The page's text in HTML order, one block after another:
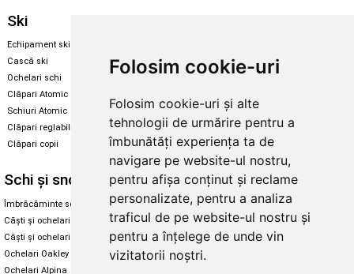
Folosim cookie-uri
Folosim cookie-uri și alte
tehnologii de urmărire pentru a
îmbunătăți experiența ta de
navigare pe website-ul nostru,
pentru afișa conținut și reclame
personalizate, pentru a analiza
traficul de pe website-ul nostru și
pentru a înțelege de unde vin
vizitatorii noștri.
Ski
Echipament ski
Cască ski
Ochelari schi
Clăpari Atomic
Schiuri Atomic
Clăpari reglabili
Clăpari copii
Echipament snowboard
Skate & longboard
Santa Cruz
Enuff Skateboards
Schi și snowboard
Îmbrăcăminte schi și snowboard
Căști și ochelari de iarnă
Căști și ochelari Alpina
Ochelari Oakley
Ochelari Alpina
Diverse
Cum aleg rolele
Cum aleg ochelarii
Ochelari de soare Oakley
Ochelari de soare Alpina